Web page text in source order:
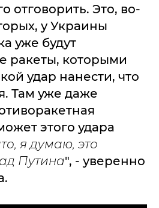
отговорить. Это, во-
у Украины
уже будут
ракеты, которыми
удар нанести, что
Там уже даже
этого удара
я думаю, это
Путина", - уверенно